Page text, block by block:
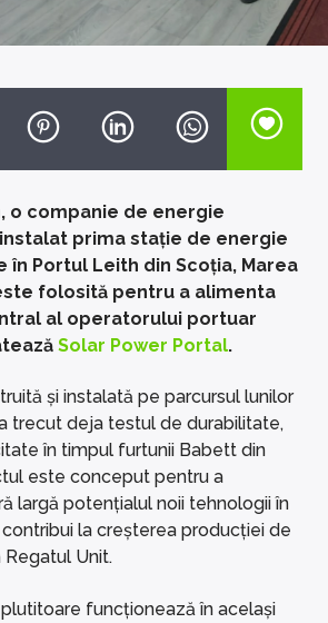
o companie de energie
prima stație de energie
Portul Leith din Scoția, Marea
folosită pentru a alimenta
al operatorului portuar
Solar Power Portal.
și instalată pe parcursul lunilor
trecut deja testul de durabilitate,
în timpul furtunii Babett din
este conceput pentru a
largă potențialul noii tehnologii în
la creșterea producției de
Regatul Unit.
funcționează în același